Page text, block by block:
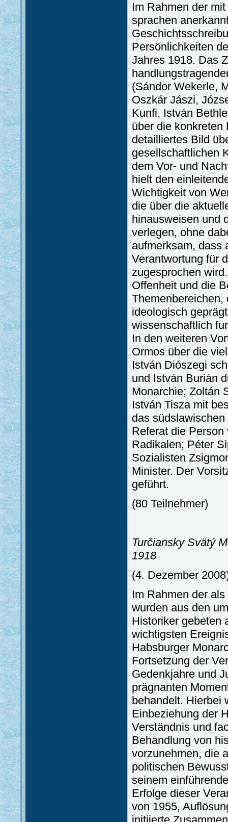
Im Rahmen der
sprachen
Persönlichkeiten
Jahres 1918. Das
(Sándor Wekerle,
Oszkár Jászi,
Kunfi, István
über die konkreten
detailliertes Bild
gesellschaftlichen
dem Vor- und
hielt den
Wichtigkeit von
die über die
hinausweisen und
verlegen, ohne
aufmerksam, dass
Verantwortung für
zugesprochen
Offenheit und die
ideologisch
wissenschaftlich
In den weiteren
Ormos über die
István Diószegi
und István Burián
Monarchie; Zoltán
István Tisza mit
das
Referat die
Radikalen; Péter
Sozialisten
Minister. Der
geführt.
(80 Teilnehmer)
Turčiansky Svätý
1918
(4. Dezember
Im Rahmen der
wurden aus den
Historiker gebeten
wichtigsten
Habsburger
Fortsetzung der
Gedenkjahre und
prägnanten
behandelt. Hierbei
Einbeziehung der
Verständnis und
Behandlung von
vorzunehmen, die
politischen
seinem
Erfolge dieser
von 1955,